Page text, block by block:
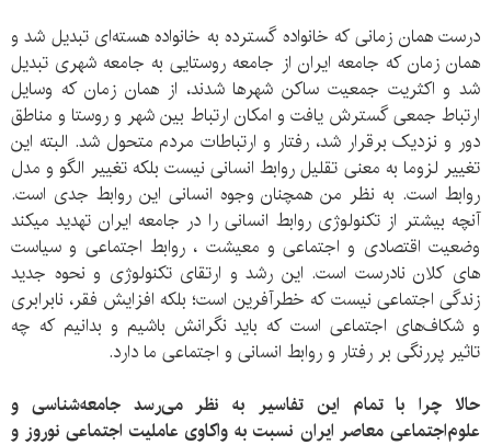
درست همان زمانی که خانواده گسترده به خانواده هسته‌ای تبدیل شد و
همان زمان که جامعه ایران از جامعه روستایی به جامعه شهری تبدیل
شد و اکثریت جمعیت ساکن شهرها شدند، از همان زمان که وسایل
ارتباط جمعی گسترش یافت و امکان ارتباط بین شهر و روستا و مناطق
دور و نزدیک برقرار شد، رفتار و ارتباطات مردم متحول شد. البته این
تغییر لزوما به معنی تقلیل روابط انسانی نیست بلکه تغییر الگو و مدل
روابط است. به نظر من همچنان وجوه انسانی این روابط جدی است.
آنچه بیشتر از تکنولوژی روابط انسانی را در جامعه ایران تهدید میکند
وضعیت اقتصادی و اجتماعی و معیشت ، روابط اجتماعی و سیاست
های کلان نادرست است. این رشد و ارتقای تکنولوژی و نحوه جدید
زندگی اجتماعی نیست که خطرآفرین است؛ بلکه افزایش فقر، نابرابری
و شکاف‌های اجتماعی است که باید نگرانش باشیم و بدانیم که چه
تاثیر پررنگی بر رفتار و روابط انسانی و اجتماعی ما دارد.
حالا چرا با تمام این تفاسیر به نظر می‌رسد جامعه‌شناسی و
علوم‌اجتماعی معاصر ایران نسبت به واکاوی عاملیت اجتماعی نوروز و